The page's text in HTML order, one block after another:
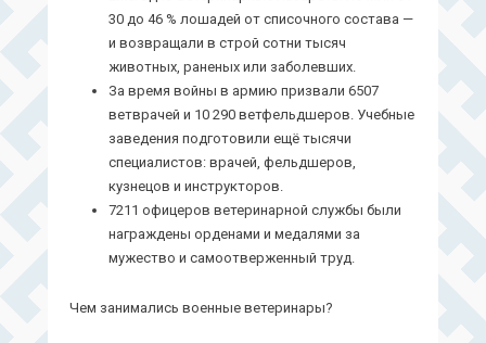
30 до 46 % лошадей от списочного состава —
и возвращали в строй сотни тысяч
животных, раненых или заболевших.
За время войны в армию призвали 6507
ветврачей и 10 290 ветфельдшеров. Учебные
заведения подготовили ещё тысячи
специалистов: врачей, фельдшеров,
кузнецов и инструкторов.
7211 офицеров ветеринарной службы были
награждены орденами и медалями за
мужество и самоотверженный труд.
Чем занимались военные ветеринары?